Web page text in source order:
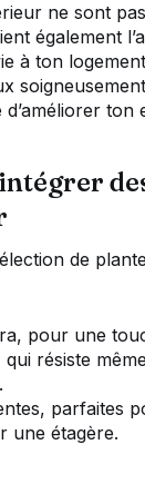
ne sont
également
à ton
ton
de
pour une
qui résiste
parfaites
une étagère.